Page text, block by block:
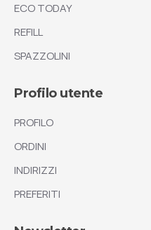
ECO TODAY
REFILL
SPAZZOLINI
Profilo utente
PROFILO
ORDINI
INDIRIZZI
PREFERITI